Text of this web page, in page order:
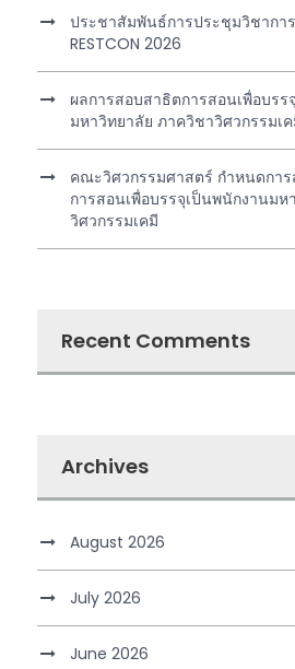
ประชาสัมพันธ์การประชุมวิชากา
RESTCON 2026
ผลการสอบสาธิตการสอนเพื่อบรร
มหาวิทยาลัย ภาควิชาวิศวกรรมเ
คณะวิศวกรรมศาสตร์ กำหนดกา
การสอนเพื่อบรรจุเป็นพนักงานม
วิศวกรรมเคมี
Recent Comments
Archives
August 2026
July 2026
June 2026